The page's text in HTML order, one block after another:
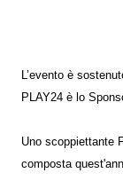
L’evento è
PLAY24 è lo
Uno scoppiettante
composta